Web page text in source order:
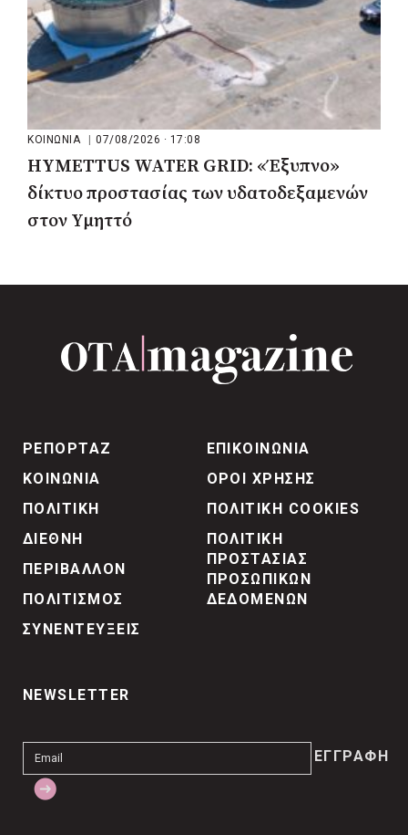
ΚΟΙΝΩΝΙΑ 07/08/2026 · 17:08
HYMETTUS WATER GRID: «Έξυπνο»
δίκτυο προστασίας των υδατοδεξαμενών
στον Υμηττό
ΡΕΠΟΡΤΑΖ
ΚΟΙΝΩΝΙΑ
ΠΟΛΙΤΙΚΗ
ΔΙΕΘΝΗ
ΠΕΡΙΒΑΛΛΟΝ
ΠΟΛΙΤΙΣΜΟΣ
ΣΥΝΕΝΤΕΥΞΕΙΣ
ΕΠΙΚΟΙΝΩΝΙΑ
ΟΡΟΙ ΧΡΗΣΗΣ
ΠΟΛΙΤΙΚΗ COOKIES
ΠΟΛΙΤΙΚΗ
ΠΡΟΣΤΑΣΙΑΣ
ΠΡΟΣΩΠΙΚΩΝ
ΔΕΔΟΜΕΝΩΝ
NEWSLETTER